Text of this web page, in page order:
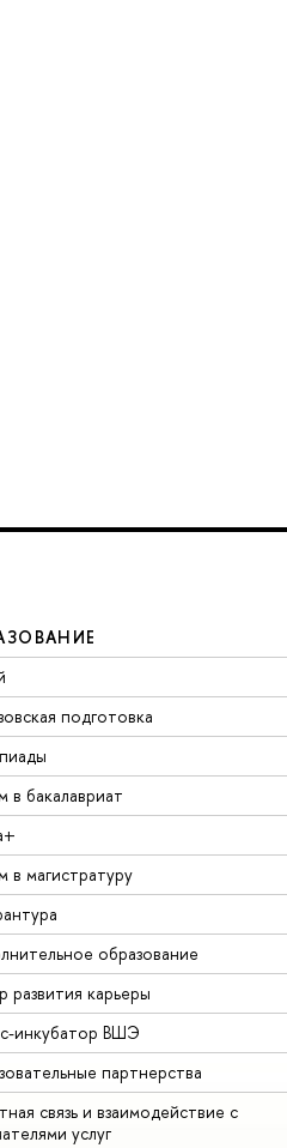
подготовка
в бакалавриат
в магистратуру
образование
развития карьеры
инкубатор ВШЭ
партнерства
связь и взаимодействие с
услуг